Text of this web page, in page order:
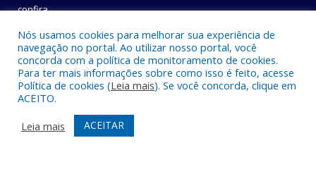
confira.
Conheça oPrograma Nacional de Transparência
Todos os direitos reservados a Câmara Municipal de Belém.
Nós usamos cookies para melhorar sua experiência de
navegação no portal. Ao utilizar nosso portal, você
concorda com a política de monitoramento de cookies.
Para ter mais informações sobre como isso é feito, acesse
Política de cookies (Leia mais). Se você concorda, clique em
ACEITO.
Leia mais
ACEITAR